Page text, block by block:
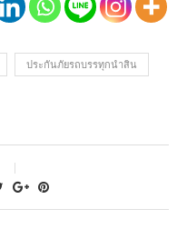
ประกันภัยรถบรรทุกนำสิน